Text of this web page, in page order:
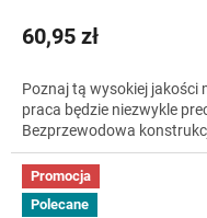
60,95 zł
Poznaj tą wysokiej jakości
praca będzie niezwykle
Bezprzewodowa
Promocja
Polecane